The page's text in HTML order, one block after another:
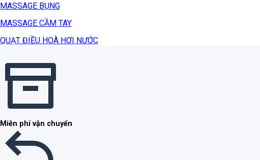
MASSAGE BỤNG
MASSAGE CẦM TAY
QUẠT ĐIỀU HOÀ HƠI NƯỚC
Miễn phí vận chuyển